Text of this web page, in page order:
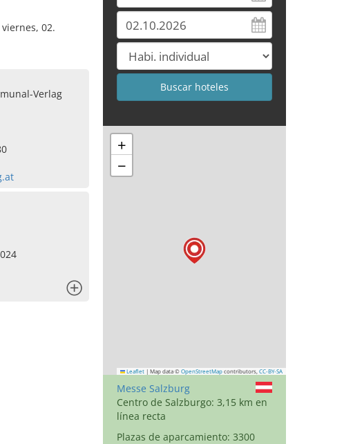
02.
Verlag
+
−
Leaflet | Map data © OpenStreetMap contributors, CC-BY-SA
Messe Salzburg
Centro de Salzburgo: 3,15 km en
línea recta
Plazas de aparcamiento: 3300